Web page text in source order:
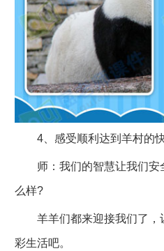
4、感受顺利达到羊村的快
师：我们的智慧让我们安
么样?
羊羊们都来迎接我们了，
彩生活吧。